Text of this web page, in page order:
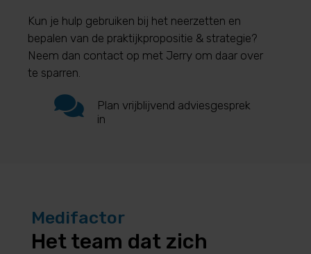
Kun je hulp gebruiken bij het neerzetten en
bepalen van de praktijkpropositie & strategie?
Neem dan contact op met Jerry om daar over
te sparren.

Plan vrijblijvend adviesgesprek
in
Medifactor
Het team dat zich